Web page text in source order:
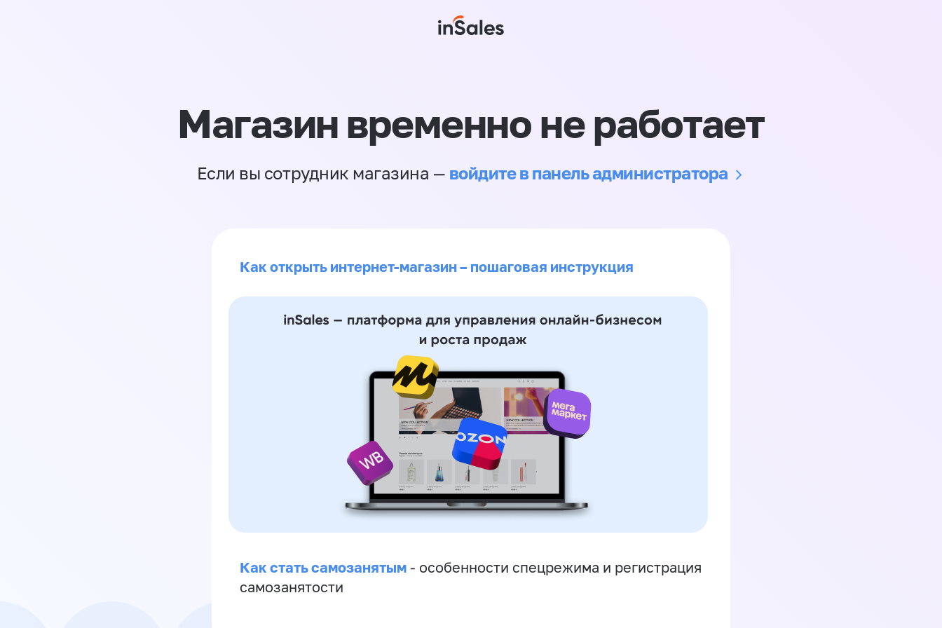
Магазин временно не работает
Если вы сотрудник магазина — войдите в панель администратора
Как открыть интернет-магазин – пошаговая инструкция
Как стать самозанятым - особенности спецрежима и регистрация
самозанятости